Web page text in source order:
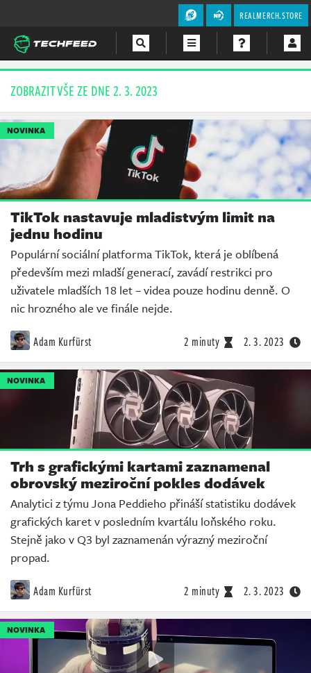
REALMERCH.STORE
Magazín
Videa
Soutěže
ZOBRAZIT VŠE ZE DNE 2. 3. 2023
NOVINKA
TikTok nastavuje mladistvým limit na
jednu hodinu
Populární sociální platforma TikTok, která je oblíbená
především mezi mladší generací, zavádí restrikci pro
uživatele mladších 18 let – videa pouze hodinu denně. O
nic hrozného ale ve finále nejde.
Adam Kurfürst 2 minuty 2. 3. 2023
NOVINKA
Trh s grafickými kartami zaznamenal
obrovský meziroční pokles dodávek
Analytici z týmu Jona Peddieho přináší statistiku dodávek
grafických karet v posledním kvartálu loňského roku.
Stejně jako v Q3 byl zaznamenán výrazný meziroční
propad.
Adam Kurfürst 2 minuty 2. 3. 2023
NOVINKA